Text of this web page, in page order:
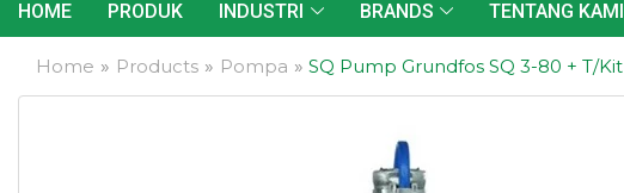
HOME PRODUK INDUSTRI BRANDS TENTANG KAMI
Home » Products » Pompa » SQ Pump Grundfos SQ 3-80 + T/Kit